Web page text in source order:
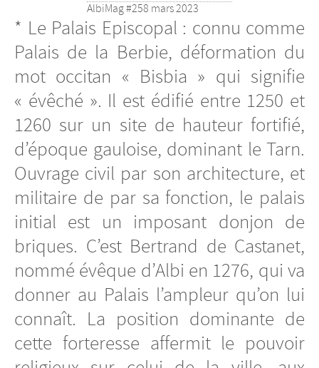
AlbiMag #258 mars 2023
* Le Palais Episcopal : connu comme
Palais de la Berbie, déformation du
mot occitan « Bisbia » qui signifie
« évêché ». Il est édifié entre 1250 et
1260 sur un site de hauteur fortifié,
d’époque gauloise, dominant le Tarn.
Ouvrage civil par son architecture, et
militaire de par sa fonction, le palais
initial est un imposant donjon de
briques. C’est Bertrand de Castanet,
nommé évêque d’Albi en 1276, qui va
donner au Palais l’ampleur qu’on lui
connaît. La position dominante de
cette forteresse affermit le pouvoir